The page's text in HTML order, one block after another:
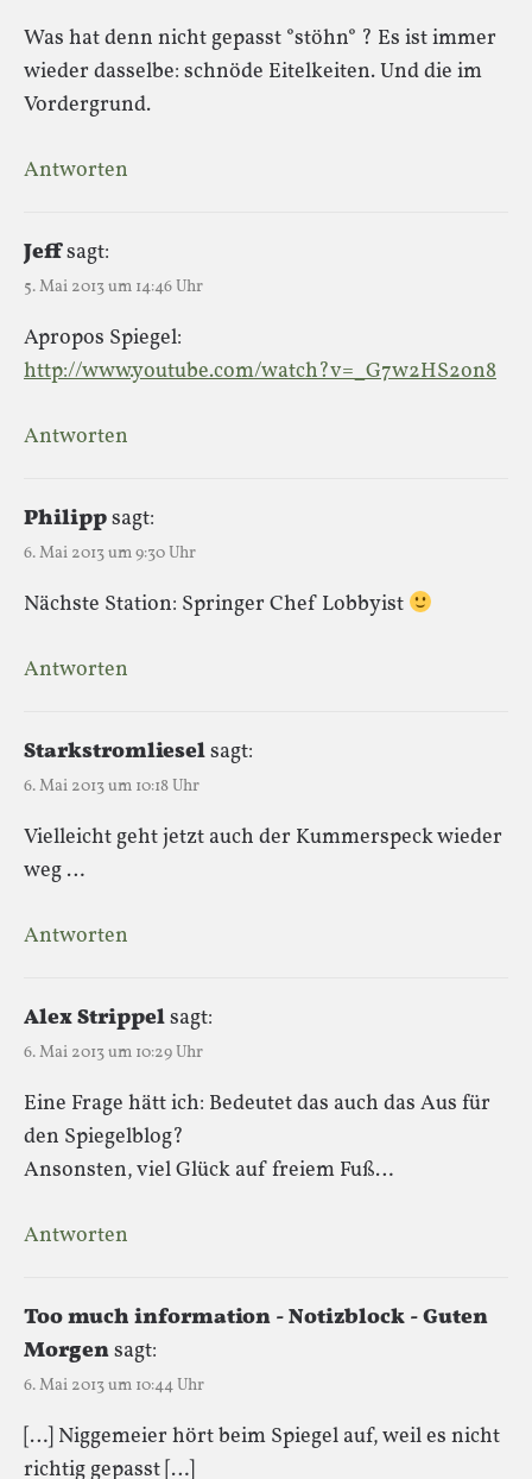
Was hat denn nicht gepasst °stöhn° ? Es ist immer
wieder dasselbe: schnöde Eitelkeiten. Und die im
Vordergrund.
Antworten
Jeffsagt:
5. Mai 2013 um 14:46 Uhr
Apropos Spiegel:
http://www.youtube.com/watch?v=_G7w2HS2on8
Antworten
Philippsagt:
6. Mai 2013 um 9:30 Uhr
Nächste Station: Springer Chef Lobbyist
Antworten
Starkstromlieselsagt:
6. Mai 2013 um 10:18 Uhr
Vielleicht geht jetzt auch der Kummerspeck wieder
weg …
Antworten
Alex Strippelsagt:
6. Mai 2013 um 10:29 Uhr
Eine Frage hätt ich: Bedeutet das auch das Aus für
den Spiegelblog?
Ansonsten, viel Glück auf freiem Fuß…
Antworten
Too much information - Notizblock - Guten
Morgensagt:
6. Mai 2013 um 10:44 Uhr
[…] Niggemeier hört beim Spiegel auf, weil es nicht
richtig gepasst […]